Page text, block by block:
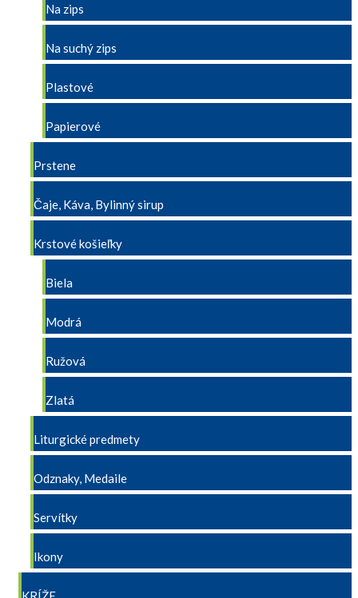
Na zips
Na suchý zips
Plastové
Papierové
Prstene
Čaje, Káva, Bylinný sirup
Krstové košieľky
Biela
Modrá
Ružová
Zlatá
Liturgické predmety
Odznaky, Medaile
Servítky
Ikony